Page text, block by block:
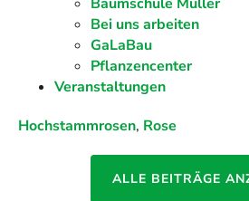
Bei uns arbeiten
GaLaBau
Pflanzencenter
Veranstaltungen
Hochstammrosen, Rose
ALLE BEITRÄGE